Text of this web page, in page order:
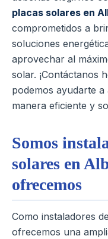
placas solares en
comprometidos a
soluciones
aprovechar al
solar. ¡Contáctanos
podemos ayudarte
manera eficiente y
Somos
solares en
ofrecemos
Como instaladores
ofrecemos una